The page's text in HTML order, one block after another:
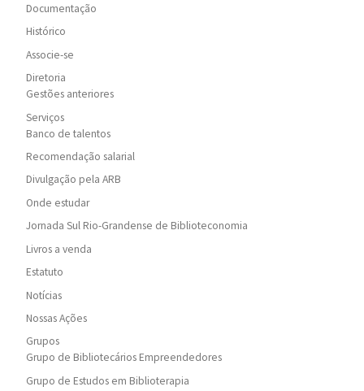
Documentação
Histórico
Associe-se
Diretoria
Gestões anteriores
Serviços
Banco de talentos
Recomendação salarial
Divulgação pela ARB
Onde estudar
Jornada Sul Rio-Grandense de Biblioteconomia
Livros a venda
Estatuto
Notícias
Nossas Ações
Grupos
Grupo de Bibliotecários Empreendedores
Grupo de Estudos em Biblioterapia